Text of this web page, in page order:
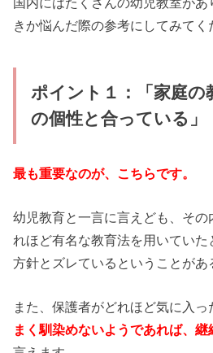
きか悩んだ際の参考にしてみてく
ポイント１：「家庭の
の個性と合っている」
最も重要なのが、こちらです。
幼児教育と一言に言えども、そ
れほど有名な教育法を用いてい
方針とズレているということがあ
また、保護者がどれほど気に入っ
まく馴染めないようであれば、